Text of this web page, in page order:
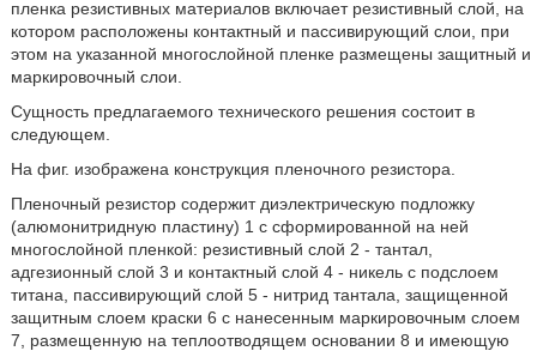
пленка резистивных материалов включает резистивный слой, на
котором расположены контактный и пассивирующий слои, при
этом на указанной многослойной пленке размещены защитный и
маркировочный слои.
Сущность предлагаемого технического решения состоит в
следующем.
На фиг. изображена конструкция пленочного резистора.
Пленочный резистор содержит диэлектрическую подложку
(алюмонитридную пластину) 1 с сформированной на ней
многослойной пленкой: резистивный слой 2 - тантал,
адгезионный слой 3 и контактный слой 4 - никель с подслоем
титана, пассивирующий слой 5 - нитрид тантала, защищенной
защитным слоем краски 6 с нанесенным маркировочным слоем
7, размещенную на теплоотводящем основании 8 и имеющую